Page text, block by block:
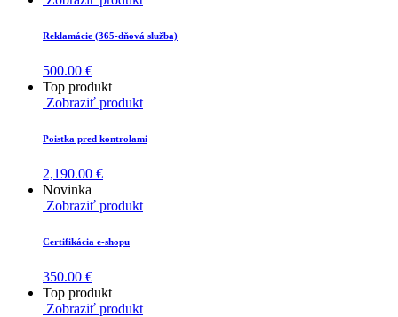
Reklamácie (365-dňová služba)
500.00 €
Top produkt
Zobraziť produkt
Poistka pred kontrolami
2,190.00 €
Novinka
Zobraziť produkt
Certifikácia e-shopu
350.00 €
Top produkt
Zobraziť produkt